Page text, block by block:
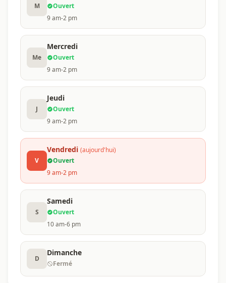
M
Ouvert
9 am-2 pm
Me
Mercredi
Ouvert
9 am-2 pm
J
Jeudi
Ouvert
9 am-2 pm
V
Vendredi (aujourd'hui)
Ouvert
9 am-2 pm
S
Samedi
Ouvert
10 am-6 pm
D
Dimanche
Fermé